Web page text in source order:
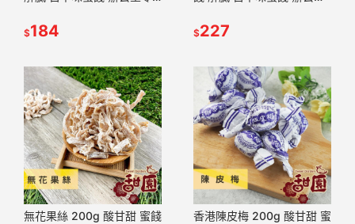
園】
$184
【甜園】
$227
無花果絲 200g 酸甘甜 蜜餞
香港陳皮梅 200g 酸甘甜 蜜